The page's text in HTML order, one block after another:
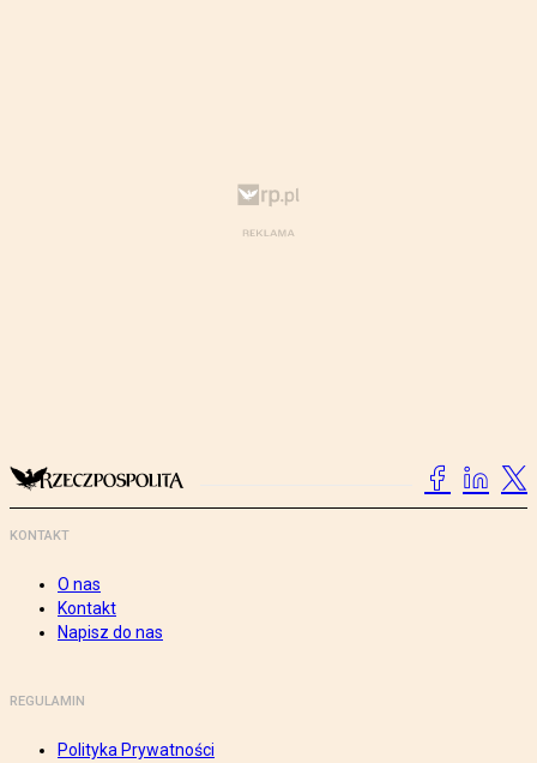
KONTAKT
O nas
Kontakt
Napisz do nas
REGULAMIN
Polityka Prywatności